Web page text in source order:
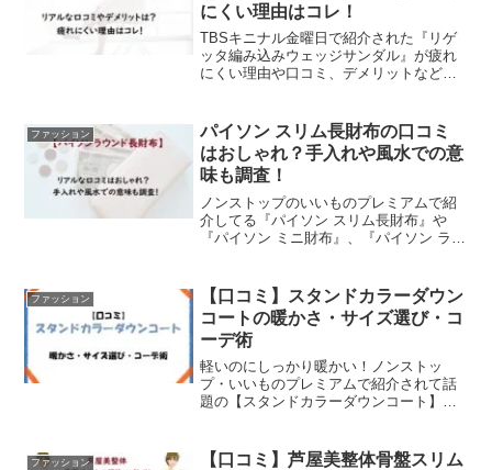
にくい理由はコレ！
TBSキニナル金曜日で紹介された『リゲ
ッタ編み込みウェッジサンダル』が疲れ
にくい理由や口コミ、デメリットなどを
ね。でも、一般的なサンダルは長く履い
たり歩いてると足裏が痛...
ファッション
パイソン スリム長財布の口コミ
はおしゃれ？手入れや風水での意
味も調査！
ノンストップのいいものプレミアムで紹
介してる『パイソン スリム長財布』や
『パイソン ミニ財布』、『パイソン ラウ
などをまとめてみました。財布の素材も
いろいろあるけど、...
ファッション
【口コミ】スタンドカラーダウン
コートの暖かさ・サイズ選び・コ
ーデ術
軽いのにしっかり暖かい！ノンストッ
プ・いいものプレミアムで紹介されて話
題の【スタンドカラーダウンコート】を
解説。
ファッション
【口コミ】芦屋美整体骨盤スリム